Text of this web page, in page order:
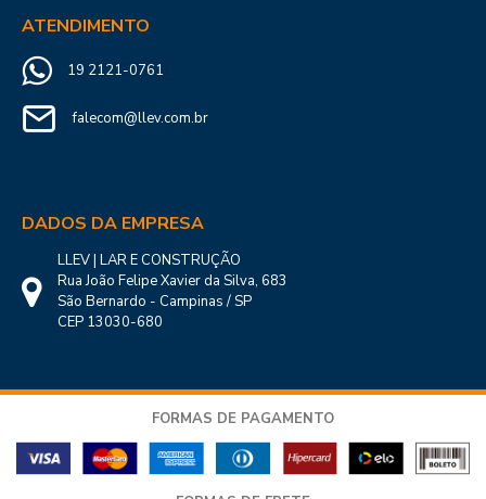
ATENDIMENTO
19 2121-0761
falecom@llev.com.br
DADOS DA EMPRESA
LLEV | LAR E CONSTRUÇÃO
Rua João Felipe Xavier da Silva, 683
São Bernardo - Campinas / SP
CEP 13030-680
FORMAS DE PAGAMENTO